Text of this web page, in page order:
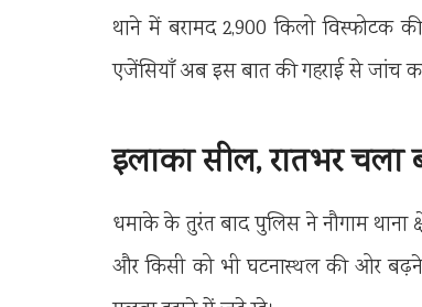
थाने में बरामद 2,900 किलो विस्फोटक
एजेंसियाँ अब इस बात की गहराई से जांच
इलाका सील, रातभर चला
धमाके के तुरंत बाद पुलिस ने नौगाम थाना
और किसी को भी घटनास्थल की ओर